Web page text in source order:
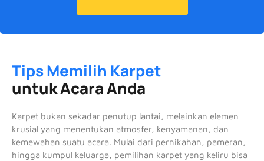
Tips Memilih Karpet
untuk Acara Anda
Karpet bukan sekadar penutup lantai, melainkan elemen
krusial yang menentukan atmosfer, kenyamanan, dan
kemewahan suatu acara. Mulai dari pernikahan, pameran,
hingga kumpul keluarga, pemilihan karpet yang keliru bisa